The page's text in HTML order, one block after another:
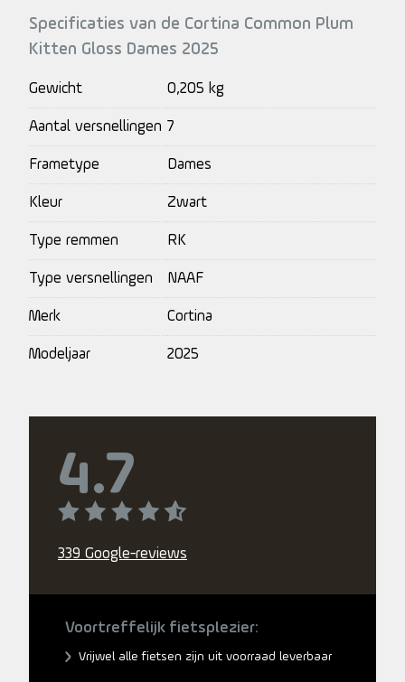
Specificaties van de Cortina Common Plum
Kitten Gloss Dames 2025
Gewicht 0,205 kg
Aantal versnellingen 7
Frametype Dames
Kleur Zwart
Type remmen RK
Type versnellingen NAAF
Merk Cortina
Modeljaar 2025
4.7
339 Google-reviews
Voortreffelijk fietsplezier:
Vrijwel alle fietsen zijn uit voorraad leverbaar